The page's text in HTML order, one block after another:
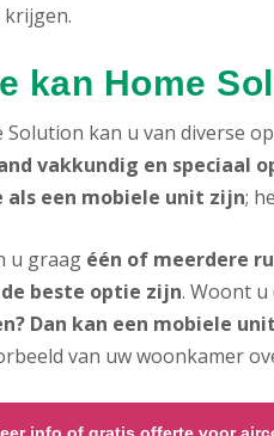
kan Home
Solution kan u van diverse
vakkundig en speciaal
als een mobiele unit zijn;
u graag één of meerdere
beste optie zijn. Woont
Dan kan een mobiele
van uw woonkamer